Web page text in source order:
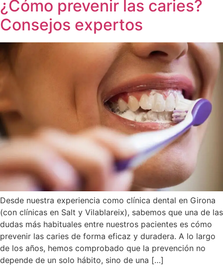
¿Cómo prevenir las caries?
Consejos expertos
Desde nuestra experiencia como clínica dental en Girona
(con clínicas en Salt y Vilablareix), sabemos que una de las
dudas más habituales entre nuestros pacientes es cómo
prevenir las caries de forma eficaz y duradera. A lo largo
de los años, hemos comprobado que la prevención no
depende de un solo hábito, sino de una […]